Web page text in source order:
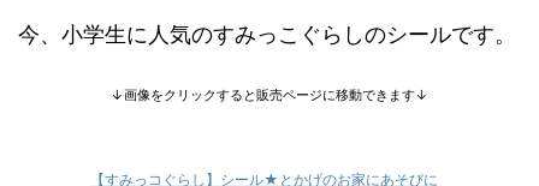
今、小学生に人気のすみっこぐらしのシールです。
↓画像をクリックすると販売ページに移動できます↓
【すみっコぐらし】シール★とかげのお家にあそびに